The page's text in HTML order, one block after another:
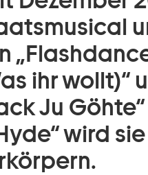
ihr wollt)“
Ju
wird